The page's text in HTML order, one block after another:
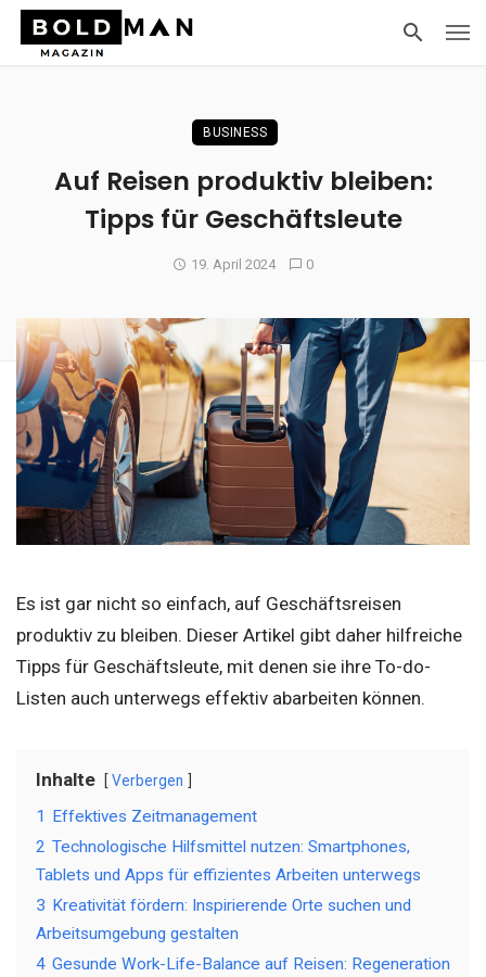
BUSINESS
Auf Reisen produktiv bleiben:
Tipps für Geschäftsleute
19. April 2024 0
Es ist gar nicht so einfach, auf Geschäftsreisen
produktiv zu bleiben. Dieser Artikel gibt daher hilfreiche
Tipps für Geschäftsleute, mit denen sie ihre To-do-
Listen auch unterwegs effektiv abarbeiten können.
Inhalte Verbergen
1 Effektives Zeitmanagement
2 Technologische Hilfsmittel nutzen: Smartphones,
Tablets und Apps für effizientes Arbeiten unterwegs
3 Kreativität fördern: Inspirierende Orte suchen und
Arbeitsumgebung gestalten
4 Gesunde Work-Life-Balance auf Reisen: Regeneration